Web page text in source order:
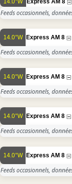
14.0°W Express AM 8
Feeds occasionnels,
14.0°W Express AM 8
Feeds occasionnels,
14.0°W Express AM 8
Feeds occasionnels,
14.0°W Express AM 8
Feeds occasionnels,
14.0°W Express AM 8
Feeds occasionnels,